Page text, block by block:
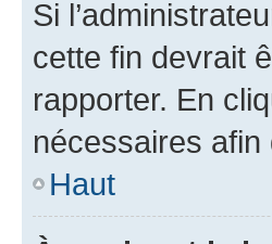
Si
cette fin devrait
rapporter. En
nécessaires
Haut